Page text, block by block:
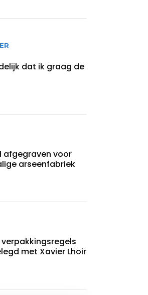
dat ik graag de
afgegraven voor
arseenfabriek
verpakkingsregels
met Xavier Lhoir